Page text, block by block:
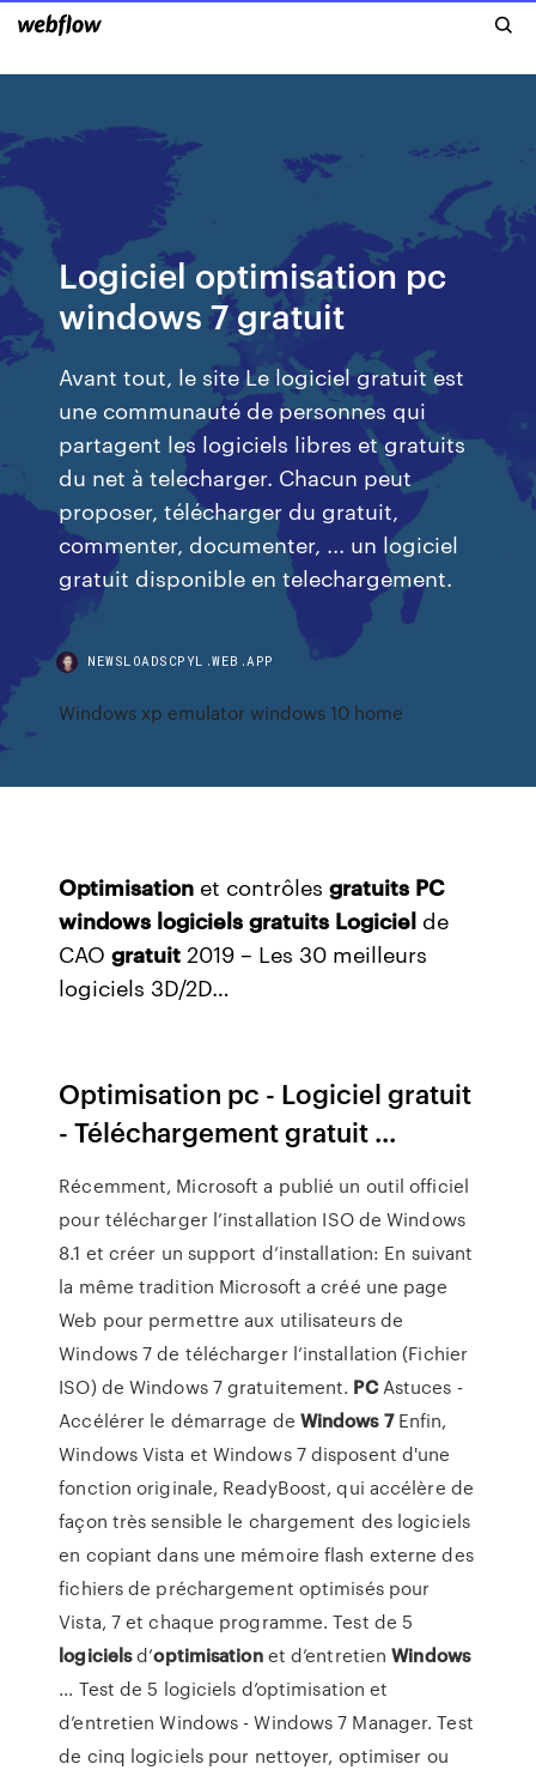
Logiciel optimisation pc
windows 7 gratuit
Avant tout, le site Le logiciel gratuit est
une communauté de personnes qui
partagent les logiciels libres et gratuits
du net à telecharger. Chacun peut
proposer, télécharger du gratuit,
commenter, documenter, ... un logiciel
gratuit disponible en telechargement.
NEWSLOADSCPYL.WEB.APP
Windows xp emulator windows 10 home
Optimisation et contrôlesgratuits PC
windows logiciels gratuits Logiciel de
CAOgratuit 2019 – Les 30 meilleurs
logiciels 3D/2D…
Optimisation pc - Logiciel gratuit
- Téléchargement gratuit ...
Récemment, Microsoft a publié un outil officiel
pour télécharger l’installation ISO de Windows
8.1 et créer un support d’installation: En suivant
la même tradition Microsoft a créé une page
Web pour permettre aux utilisateurs de
Windows 7 de télécharger l’installation (Fichier
ISO) de Windows 7 gratuitement. PCAstuces -
Accélérer le démarrage de Windows 7Enfin,
Windows Vista et Windows 7 disposent d'une
fonction originale, ReadyBoost, qui accélère de
façon très sensible le chargement des logiciels
en copiant dans une mémoire flash externe des
fichiers de préchargement optimisés pour
Vista, 7 et chaque programme. Test de 5
logicielsd’optimisationet d’entretienWindows
... Test de 5 logiciels d’optimisation et
d’entretien Windows - Windows 7 Manager. Test
de cinq logiciels pour nettoyer, optimiser ou